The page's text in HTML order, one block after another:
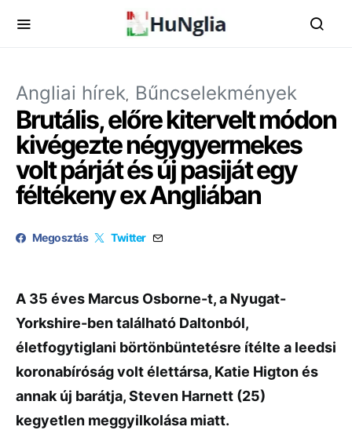
Angliai hírek Bűncselekmények
Brutális, előre kitervelt módon
kivégezte négygyermekes
volt párját és új pasiját egy
féltékeny ex Angliában
Megosztás Twitter
A 35 éves Marcus Osborne-t, a Nyugat-
Yorkshire-ben található Daltonból,
életfogytiglani börtönbüntetésre ítélte a leedsi
koronabíróság volt élettársa, Katie Higton és
annak új barátja, Steven Harnett (25)
kegyetlen meggyilkolása miatt.